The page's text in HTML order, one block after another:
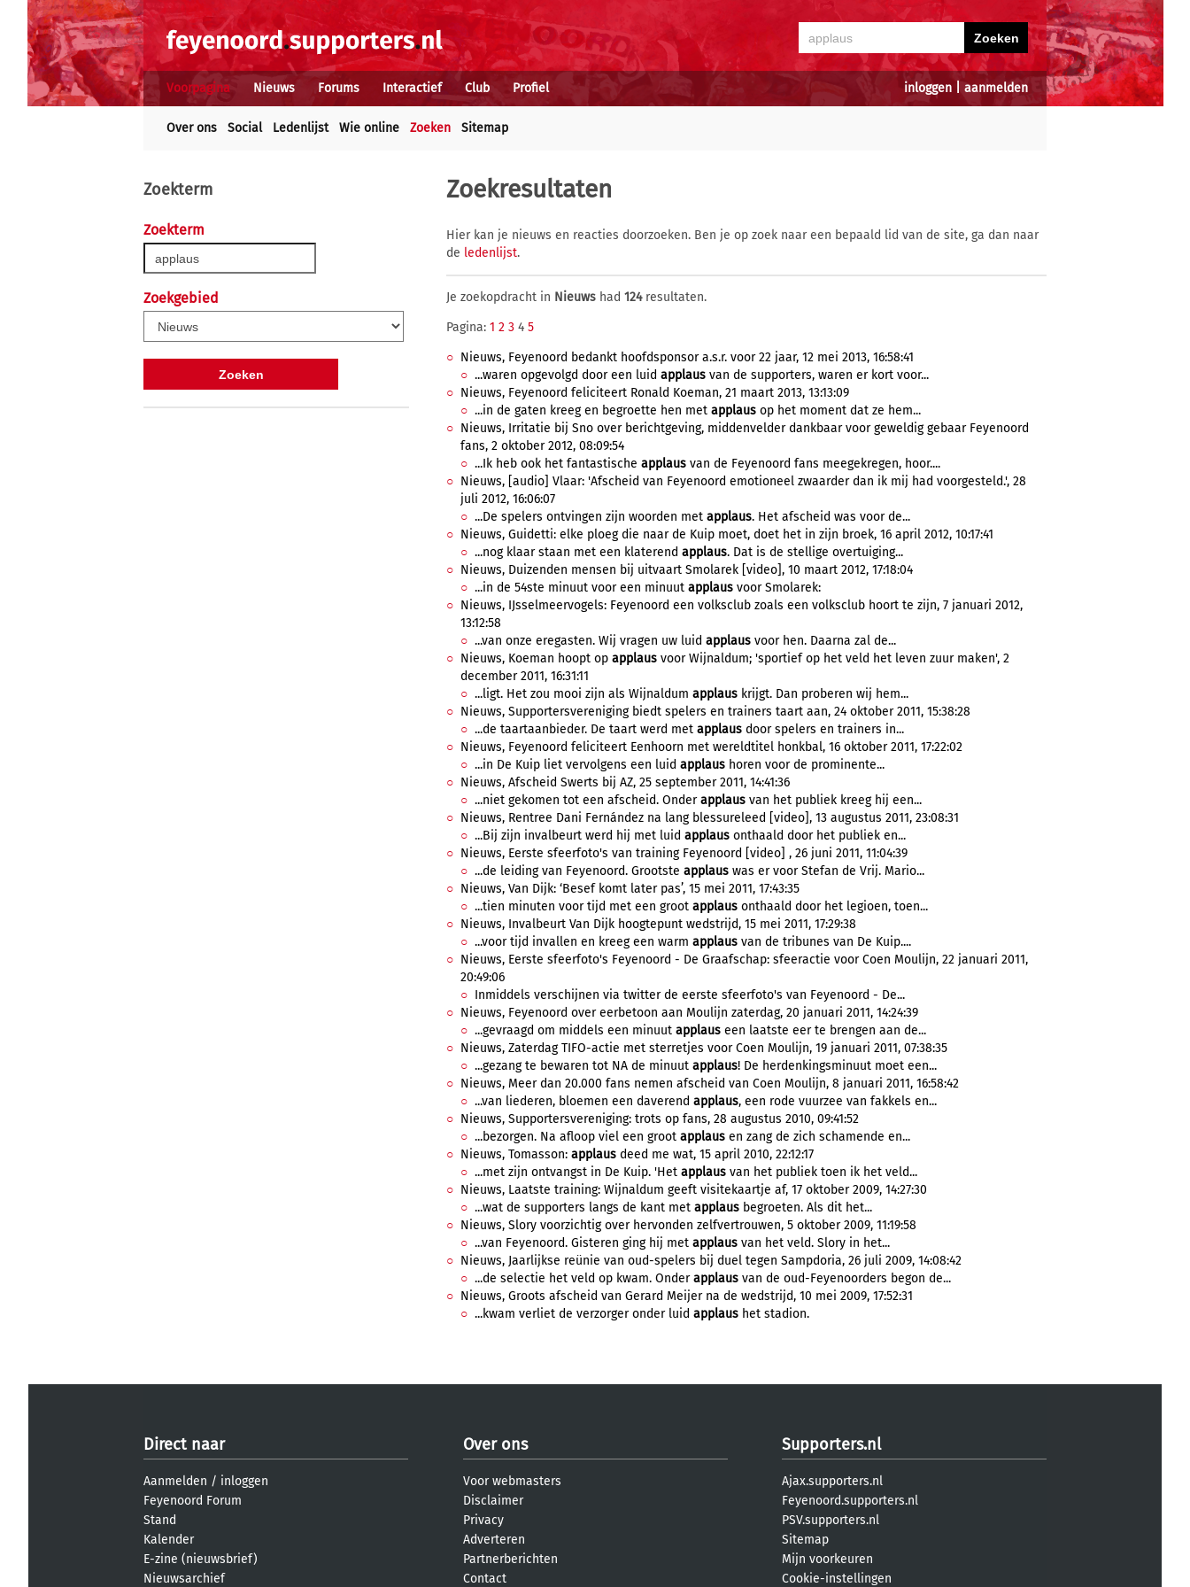
inloggen aanmelden
Voorpagina Nieuws Forums Interactief Club Profiel
Over ons Social Ledenlijst Wie online Zoeken Sitemap
Zoekterm
Zoekterm
Zoekgebied
Zoekresultaten
Hier kan je nieuws en reacties doorzoeken. Ben je op zoek naar een bepaald lid van de site, ga dan naar
de ledenlijst.
Je zoekopdracht in Nieuws had 124resultaten.
Pagina: 1 2 3 4 5
Nieuws, Feyenoord bedankt hoofdsponsor a.s.r. voor 22 jaar, 12 mei 2013, 16:58:41
...waren opgevolgd door een luid applaus van de supporters, waren er kort voor...
Nieuws, Feyenoord feliciteert Ronald Koeman, 21 maart 2013, 13:13:09
...in de gaten kreeg en begroette hen met applaus op het moment dat ze hem...
Nieuws, Irritatie bij Sno over berichtgeving, middenvelder dankbaar voor geweldig gebaar Feyenoord
fans, 2 oktober 2012, 08:09:54
...Ik heb ook het fantastische applaus van de Feyenoord fans meegekregen, hoor....
Nieuws, [audio] Vlaar: 'Afscheid van Feyenoord emotioneel zwaarder dan ik mij had voorgesteld.', 28
juli 2012, 16:06:07
...De spelers ontvingen zijn woorden met applaus. Het afscheid was voor de...
Nieuws, Guidetti: elke ploeg die naar de Kuip moet, doet het in zijn broek, 16 april 2012, 10:17:41
...nog klaar staan met een klaterend applaus. Dat is de stellige overtuiging...
Nieuws, Duizenden mensen bij uitvaart Smolarek [video], 10 maart 2012, 17:18:04
...in de 54ste minuut voor een minuut applaus voor Smolarek:
Nieuws, IJsselmeervogels: Feyenoord een volksclub zoals een volksclub hoort te zijn, 7 januari 2012,
13:12:58
...van onze eregasten. Wij vragen uw luid applaus voor hen. Daarna zal de...
Nieuws, Koeman hoopt op applaus voor Wijnaldum; 'sportief op het veld het leven zuur maken', 2
december 2011, 16:31:11
...ligt. Het zou mooi zijn als Wijnaldum applaus krijgt. Dan proberen wij hem...
Nieuws, Supportersvereniging biedt spelers en trainers taart aan, 24 oktober 2011, 15:38:28
...de taartaanbieder. De taart werd met applaus door spelers en trainers in...
Nieuws, Feyenoord feliciteert Eenhoorn met wereldtitel honkbal, 16 oktober 2011, 17:22:02
...in De Kuip liet vervolgens een luid applaus horen voor de prominente...
Nieuws, Afscheid Swerts bij AZ, 25 september 2011, 14:41:36
...niet gekomen tot een afscheid. Onderapplaus van het publiek kreeg hij een...
Nieuws, Rentree Dani Fernández na lang blessureleed [video], 13 augustus 2011, 23:08:31
...Bij zijn invalbeurt werd hij met luid applaus onthaald door het publiek en...
Nieuws, Eerste sfeerfoto's van training Feyenoord [video] , 26 juni 2011, 11:04:39
...de leiding van Feyenoord. Grootste applaus was er voor Stefan de Vrij. Mario...
Nieuws, Van Dijk: ‘Besef komt later pas’, 15 mei 2011, 17:43:35
...tien minuten voor tijd met een groot applaus onthaald door het legioen, toen...
Nieuws, Invalbeurt Van Dijk hoogtepunt wedstrijd, 15 mei 2011, 17:29:38
...voor tijd invallen en kreeg een warm applaus van de tribunes van De Kuip....
Nieuws, Eerste sfeerfoto's Feyenoord - De Graafschap: sfeeractie voor Coen Moulijn, 22 januari 2011,
20:49:06
Inmiddels verschijnen via twitter de eerste sfeerfoto's van Feyenoord - De...
Nieuws, Feyenoord over eerbetoon aan Moulijn zaterdag, 20 januari 2011, 14:24:39
...gevraagd om middels een minuut applaus een laatste eer te brengen aan de...
Nieuws, Zaterdag TIFO-actie met sterretjes voor Coen Moulijn, 19 januari 2011, 07:38:35
...gezang te bewaren tot NA de minuut applaus! De herdenkingsminuut moet een...
Nieuws, Meer dan 20.000 fans nemen afscheid van Coen Moulijn, 8 januari 2011, 16:58:42
...van liederen, bloemen een daverend applaus, een rode vuurzee van fakkels en...
Nieuws, Supportersvereniging: trots op fans, 28 augustus 2010, 09:41:52
...bezorgen. Na afloop viel een groot applaus en zang de zich schamende en...
Nieuws, Tomasson: applaus deed me wat, 15 april 2010, 22:12:17
...met zijn ontvangst in De Kuip. 'Het applaus van het publiek toen ik het veld...
Nieuws, Laatste training: Wijnaldum geeft visitekaartje af, 17 oktober 2009, 14:27:30
...wat de supporters langs de kant met applaus begroeten. Als dit het...
Nieuws, Slory voorzichtig over hervonden zelfvertrouwen, 5 oktober 2009, 11:19:58
...van Feyenoord. Gisteren ging hij met applaus van het veld. Slory in het...
Nieuws, Jaarlijkse reünie van oud-spelers bij duel tegen Sampdoria, 26 juli 2009, 14:08:42
...de selectie het veld op kwam. Onderapplaus van de oud-Feyenoorders begon de...
Nieuws, Groots afscheid van Gerard Meijer na de wedstrijd, 10 mei 2009, 17:52:31
...kwam verliet de verzorger onder luid applaus het stadion.
Direct naar
Aanmelden / inloggen
Feyenoord Forum
Stand
Kalender
E-zine (nieuwsbrief)
Nieuwsarchief
Over ons
Voor webmasters
Disclaimer
Privacy
Adverteren
Partnerberichten
Contact
Supporters.nl
Ajax.supporters.nl
Feyenoord.supporters.nl
PSV.supporters.nl
Sitemap
Mijn voorkeuren
Cookie-instellingen